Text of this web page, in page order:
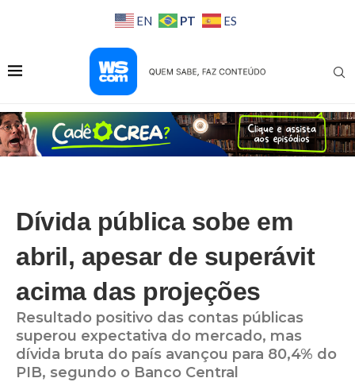
EN PT ES
Dívida pública sobe em
abril, apesar de superávit
acima das projeções
Resultado positivo das contas públicas
superou expectativa do mercado, mas
dívida bruta do país avançou para 80,4% do
PIB, segundo o Banco Central